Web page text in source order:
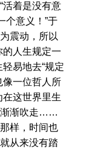
活着是没有意
个意义！”于
震动，所以
的人生规定一
易地去“规定
像一位哲人所
在这世界里生
渐渐吹走……
样，时间也
从来没有踏